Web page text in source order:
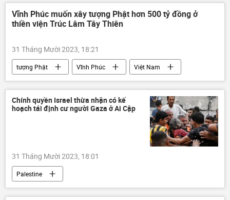
Cuộc khủng hoảng ở Ukraina
Israel
Thế giới
Vĩnh Phúc muốn xây tượng Phật hơn 500 tỷ đồng ở
thiền viện Trúc Lâm Tây Thiên
31 Tháng Mười 2023, 18:21
tượng Phật Vĩnh Phúc
Việt Nam
xây dựng
Phật giáo
Bộ Xây dựng
Bộ Văn hóa Thể thao và Du lịch
Chính quyền Israel thừa nhận có kế
hoạch tái định cư người Gaza ở Ai Cập
31 Tháng Mười 2023, 18:01
Palestine
Vòng xoáy căng thẳng mới ở Trung Đông